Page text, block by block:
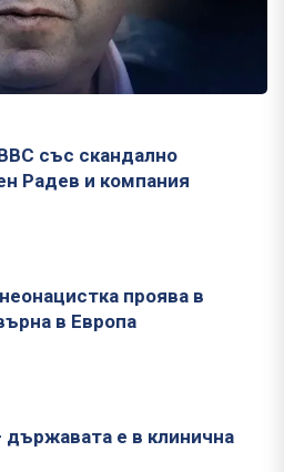
със скандално
Радев и компания
проява в
в Европа
е в клинична